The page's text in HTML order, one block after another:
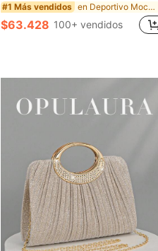
#1 Más vendidos en Deportivo Mochilas De Hombre
$63.428 100+ vendidos